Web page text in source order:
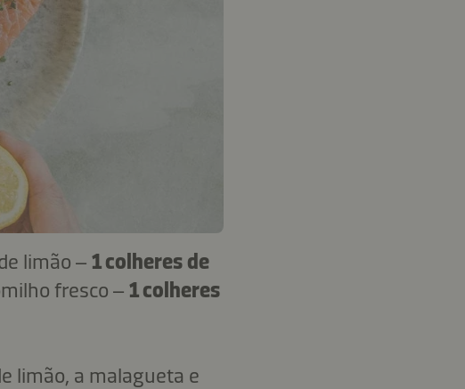
limão – 1 colheres de
fresco – 1 colheres
limão, a malagueta e